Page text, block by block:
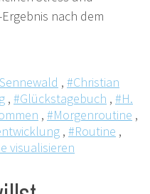
nach dem
, #Christian
, #Glückstagebuch , #H.
, #Morgenroutine ,
, #Routine ,
visualisieren